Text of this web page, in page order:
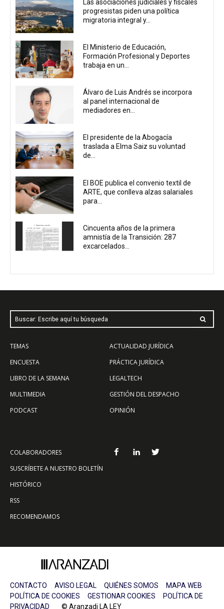
Las asociaciones judiciales y fiscales
progresistas piden una política
migratoria integral y...
El Ministerio de Educación,
Formación Profesional y Deportes
trabaja en un...
Álvaro de Luis Andrés se incorpora
al panel internacional de
mediadores en...
El presidente de la Abogacía
traslada a Elma Saiz su voluntad
de...
El BOE publica el convenio textil de
ARTE, que conlleva alzas salariales
para...
Cincuenta años de la primera
amnistía de la Transición: 287
excarcelados...
Buscar: Escribe aquí tu búsqueda
TEMAS
ENCUESTA
LIBRO DE LA SEMANA
MULTIMEDIA
PODCAST
ACTUALIDAD JURÍDICA
PRÁCTICA JURÍDICA
LEGALTECH
GESTIÓN DEL DESPACHO
OPINIÓN
COLABORADORES
SUSCRÍBETE A NUESTRO BOLETÍN
HISTÓRICO
RSS
RECOMENDAMOS
CONTACTO AVISO LEGAL QUIÉNES SOMOS
MAPA WEB
POLÍTICA DE COOKIES
GESTIONAR COOKIES
POLÍTICA DE
PRIVACIDAD © Aranzadi LA LEY